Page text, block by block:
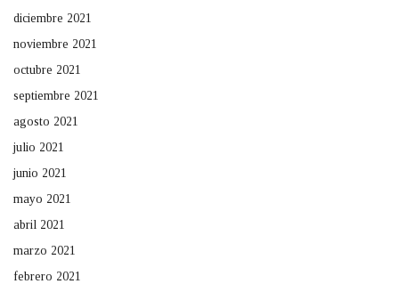
diciembre 2021
noviembre 2021
octubre 2021
septiembre 2021
agosto 2021
julio 2021
junio 2021
mayo 2021
abril 2021
marzo 2021
febrero 2021